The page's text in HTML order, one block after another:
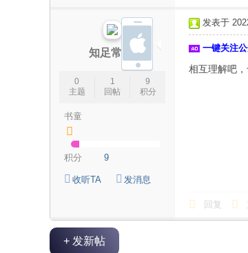
知足常乐-
0
主题
1
回帖
9
积分
书童
积分 9
收听TA 发消息
发表于
一键关注
相互理解吧
回复
+ 发新帖